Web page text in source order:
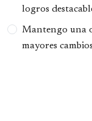
logros
Mantengo una
mayores